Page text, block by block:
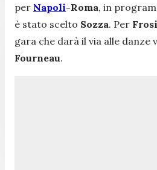
per Napoli-Roma, in
è stato scelto Sozza. Per
gara che darà il via alle
Fourneau.